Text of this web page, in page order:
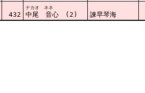
432
ナカオ ネネ
中尾 音心 (2) 諫早琴海